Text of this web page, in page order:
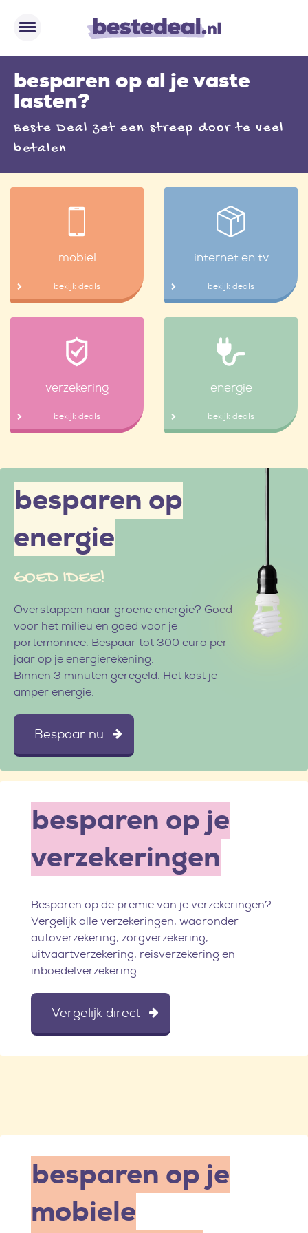
besparen op al je vaste
lasten?
Beste Deal zet een streep door te veel
betalen
mobiel
bekijk deals
internet en tv
bekijk deals
verzekering
bekijk deals
energie
bekijk deals
besparen op
energie
GOED IDEE!
Overstappen naar groene energie? Goed
voor het milieu en goed voor je
portemonnee. Bespaar tot 300 euro per
jaar op je energierekening.
Binnen 3 minuten geregeld. Het kost je
amper energie.
Bespaar nu
besparen op je
verzekeringen
Besparen op de premie van je verzekeringen?
Vergelijk alle verzekeringen, waaronder
autoverzekering, zorgverzekering,
uitvaartverzekering, reisverzekering en
inboedelverzekering.
Vergelijk direct
besparen op je
mobiele